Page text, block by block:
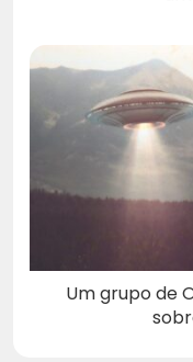
Um grupo de